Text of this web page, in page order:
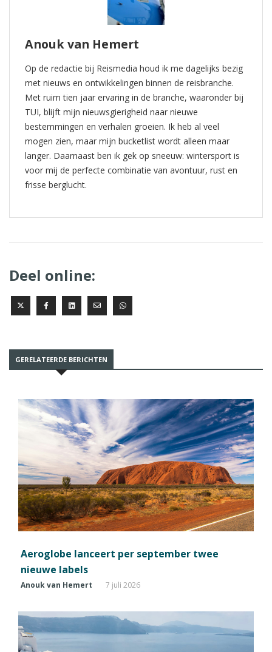
Anouk van Hemert
Op de redactie bij Reismedia houd ik me dagelijks bezig
met nieuws en ontwikkelingen binnen de reisbranche.
Met ruim tien jaar ervaring in de branche, waaronder bij
TUI, blijft mijn nieuwsgierigheid naar nieuwe
bestemmingen en verhalen groeien. Ik heb al veel
mogen zien, maar mijn bucketlist wordt alleen maar
langer. Daarnaast ben ik gek op sneeuw: wintersport is
voor mij de perfecte combinatie van avontuur, rust en
frisse berglucht.
Deel online:
GERELATEERDE BERICHTEN
Aeroglobe lanceert per september twee
nieuwe labels
Anouk van Hemert 7 juli 2026